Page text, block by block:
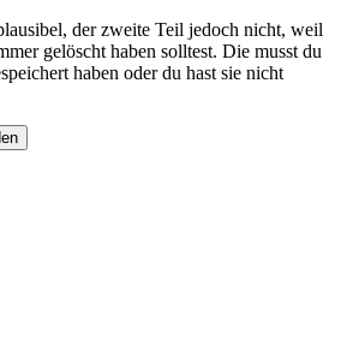
der zweite Teil jedoch nicht, weil
gelöscht haben solltest. Die musst du
haben oder du hast sie nicht